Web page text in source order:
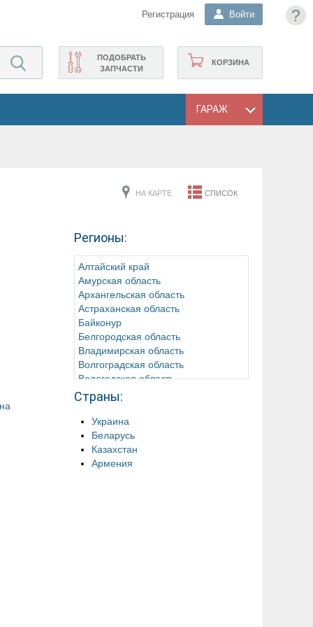
?
Регистрация Войти
КОРЗИНА
ПОДОБРАТЬ
ЗАПЧАСТИ
ГАРАЖ
НА КАРТЕ СПИСОК
Регионы:
Алтайский край
Амурская область
Архангельская область
Астраханская область
Байконур
Белгородская область
Владимирская область
Волгоградская область
Вологодская область
Воронежская область
Донецкая Народная Республика
Забайкальский край
Ивановская область
Иркутская область
Кабардино-Балкарская Республика
Страны:
Украина
Беларусь
Казахстан
Армения